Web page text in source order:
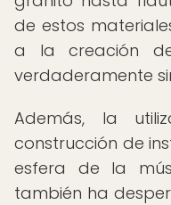
de estos
a la creación de
verdaderamente
Además, la
construcción de
esfera de la
también ha